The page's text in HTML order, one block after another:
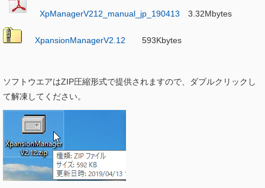
XpManagerV212_manual_jp_190413 3.32Mbytes
XpansionManagerV2.12 593Kbytes
ソフトウエアはZIP圧縮形式で提供されますので、ダブルクリックし
て解凍してください。